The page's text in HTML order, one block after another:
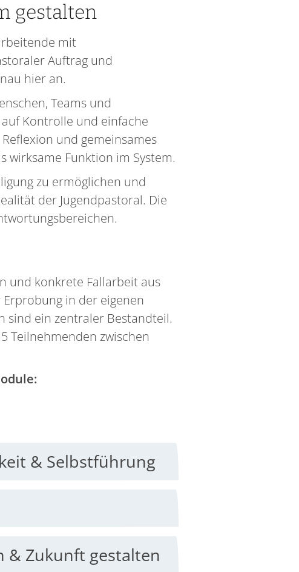
gestalten
mit
Auftrag und
hier an.
Teams und
Kontrolle und einfache
und gemeinsames
wirksame Funktion im System.
zu ermöglichen und
der Jugendpastoral. Die
und konkrete Fallarbeit aus
in der eigenen
sind ein zentraler Bestandteil.
Teilnehmenden zwischen
& Selbstführung
entwickeln & Zukunft gestalten